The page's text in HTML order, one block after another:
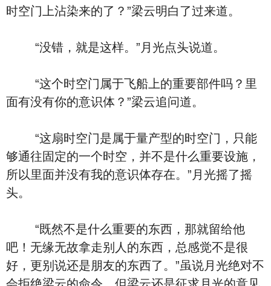
时空门上沾染来的了？”梁云明白了过来道。
“没错，就是这样。”月光点头说道。
“这个时空门属于飞船上的重要部件吗？里
面有没有你的意识体？”梁云追问道。
“这扇时空门是属于量产型的时空门，只能
够通往固定的一个时空，并不是什么重要设施，
所以里面并没有我的意识体存在。”月光摇了摇
头。
“既然不是什么重要的东西，那就留给他
吧！无缘无故拿走别人的东西，总感觉不是很
好，更别说还是朋友的东西了。”虽说月光绝对不